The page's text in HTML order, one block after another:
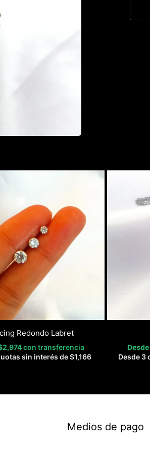
Redondo Labret
2,974con transferencia
sin interés de$1,166
Desde
Desde 3
Medios de pago